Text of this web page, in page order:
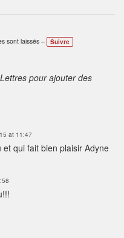
sont laissés –
Suivre
pour ajouter des
at 11:47
qui fait bien plaisir Adyne